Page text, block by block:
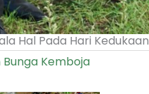
Hal Pada Hari Kedukaan
Bunga Kemboja